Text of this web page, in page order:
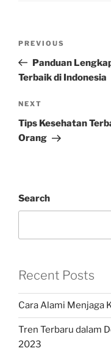
Previous
Post
PREVIOUS
Panduan
Terbaik di Indonesia
Next
Post
NEXT
Tips Kesehatan
Orang
Search
Recent Posts
Cara Alami Menjaga
Tren Terbaru dalam
2023